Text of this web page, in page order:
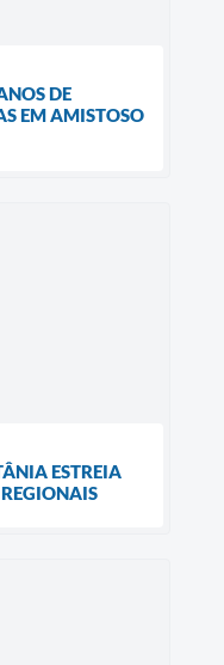
DE
EM AMISTOSO
ESTREIA